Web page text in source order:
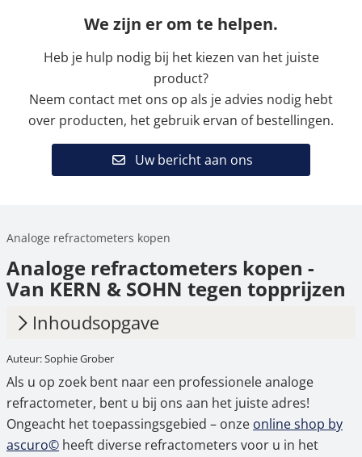
We zijn er om te helpen.
Heb je hulp nodig bij het kiezen van het juiste
product?
Neem contact met ons op als je advies nodig hebt
over producten, het gebruik ervan of bestellingen.
Uw bericht aan ons
Analoge refractometers kopen
Analoge refractometers kopen -
Van KERN & SOHN tegen topprijzen
Inhoudsopgave
1. Refractometers en hun
toepassingsgebieden
2. Gebruik van analoge refractometers
3. Accessoires en reserveonderdelen voor
Auteur: Sophie Grober
Als u op zoek bent naar een professionele analoge
refractometer, bent u bij ons aan het juiste adres!
Ongeacht het toepassingsgebied – onze online shop by
ascuro© heeft diverse refractometers voor u in het